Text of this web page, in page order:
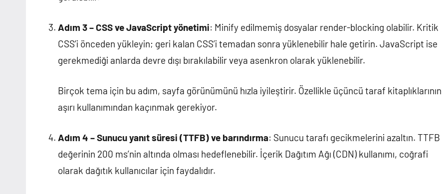
Adım 3 – CSS ve JavaScript yönetimi: Minify edilmemiş dosyalar render-blocking olabilir. Kritik
CSS’i önceden yükleyin; geri kalan CSS’i temadan sonra yüklenebilir hale getirin. JavaScript ise
gerekmediği anlarda devre dışı bırakılabilir veya asenkron olarak yüklenebilir.
Birçok tema için bu adım, sayfa görünümünü hızla iyileştirir. Özellikle üçüncü taraf kitaplıklarının
aşırı kullanımından kaçınmak gerekiyor.
Adım 4 – Sunucu yanıt süresi (TTFB) ve barındırma: Sunucu tarafı gecikmelerini azaltın. TTFB
değerinin 200 ms’nin altında olması hedeflenebilir. İçerik Dağıtım Ağı (CDN) kullanımı, coğrafi
olarak dağıtık kullanıcılar için faydalıdır.